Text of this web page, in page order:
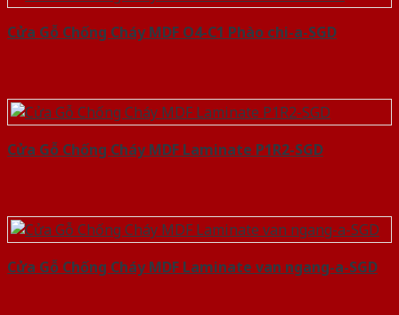
Cửa Gỗ Chống Cháy MDF O4-C1 Phào chi-a-SGD
Cửa Gỗ Chống Cháy MDF Laminate P1R2-SGD
Cửa Gỗ Chống Cháy MDF Laminate van ngang-a-SGD